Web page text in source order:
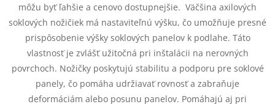
e
môžu byť ľahšie a cenovo dostupnejšie. Väčšina axilových
soklových nožičiek má nastaviteľnú výšku, čo umožňuje presné
prispôsobenie výšky soklových panelov k podlahe. Táto
vlastnosť je zvlášť užitočná pri inštalácii na nerovných
povrchoch. Nožičky poskytujú stabilitu a podporu pre soklové
panely, čo pomáha udržiavať rovnosť a zabraňuje
deformáciám alebo posunu panelov. Pomáhajú aj pri